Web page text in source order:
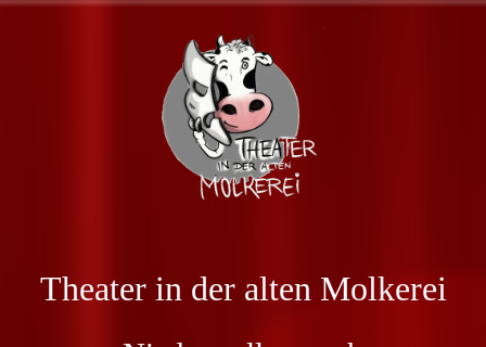
Theater in der alten Molkerei